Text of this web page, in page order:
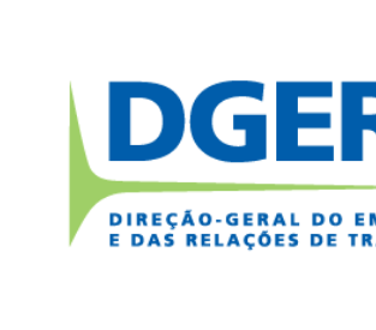
O Sistema Nacional de Qualificações é o
integrado de estruturas, instrumentos e
de ensino e formaçãoprofissional, que
objetivo promover a elevação da
da população através da progressão
profissional.